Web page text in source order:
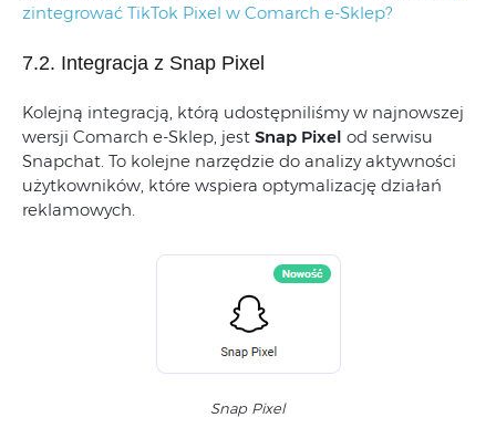
zintegrować TikTok Pixel w Comarch e-Sklep?
7.2. Integracja z Snap Pixel
Kolejną integracją, którą udostępniliśmy w najnowszej
wersji Comarch e-Sklep, jest Snap Pixel od serwisu
Snapchat. To kolejne narzędzie do analizy aktywności
użytkowników, które wspiera optymalizację działań
reklamowych.
Snap Pixel